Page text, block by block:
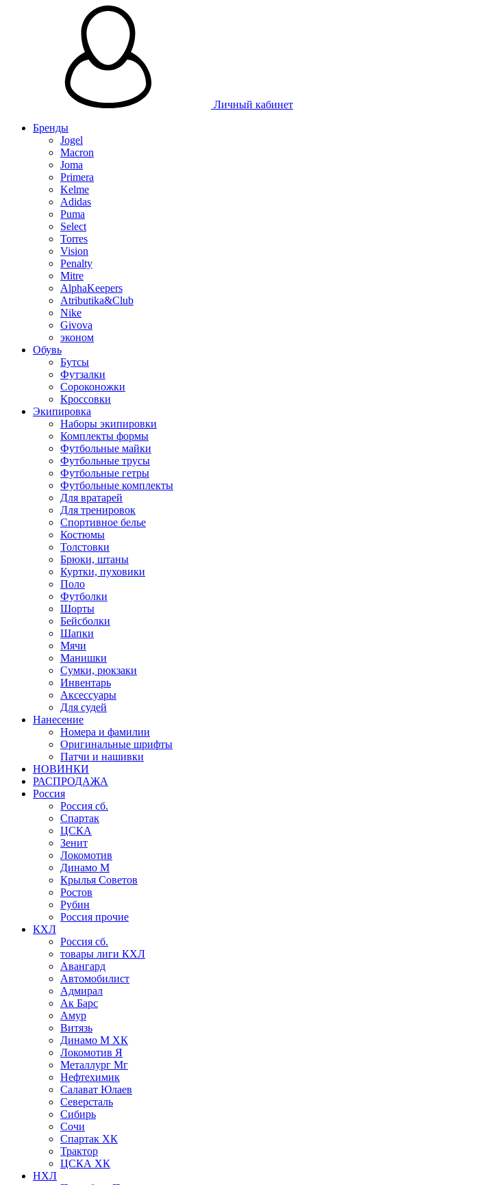
Личный кабинет
Бренды
Jogel
Macron
Joma
Primera
Kelme
Adidas
Puma
Select
Torres
Vision
Penalty
Mitre
AlphaKeepers
Atributika&Club
Nike
Givova
эконом
Обувь
Бутсы
Футзалки
Сороконожки
Кроссовки
Экипировка
Наборы экипировки
Комплекты формы
Футбольные майки
Футбольные трусы
Футбольные гетры
Футбольные комплекты
Для вратарей
Для тренировок
Спортивное белье
Костюмы
Толстовки
Брюки, штаны
Куртки, пуховики
Поло
Футболки
Шорты
Бейсболки
Шапки
Мячи
Манишки
Сумки, рюкзаки
Инвентарь
Аксессуары
Для судей
Нанесение
Номера и фамилии
Оригинальные шрифты
Патчи и нашивки
НОВИНКИ
РАСПРОДАЖА
Россия
Россия сб.
Спартак
ЦСКА
Зенит
Локомотив
Динамо М
Крылья Советов
Ростов
Рубин
Россия прочие
КХЛ
Россия сб.
товары лиги КХЛ
Авангард
Автомобилист
Адмирал
Ак Барс
Амур
Витязь
Динамо М ХК
Локомотив Я
Металлург Мг
Нефтехимик
Салават Юлаев
Северсталь
Сибирь
Сочи
Спартак ХК
Трактор
ЦСКА ХК
НХЛ